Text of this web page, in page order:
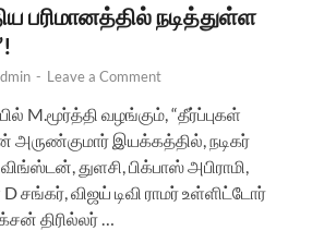
பரிமானத்தில் நடித்துள்ள
- Leave a Comment
M.மூர்த்தி வழங்கும், “தீர்ப்புகள்
அருண்குமார் இயக்கத்தில், நடிகர்
துளசி, பிக்பாஸ் அபிராமி,
சங்கர், விஜய் டிவி ராமர் உள்ளிட்டோர்
திரில்லர் …